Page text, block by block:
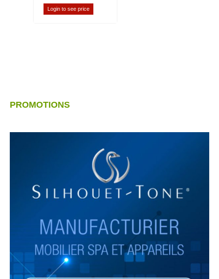
PROMOTIONS
Login to see price